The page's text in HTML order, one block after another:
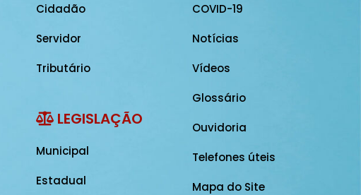
Cidadão
Servidor
Tributário
LEGISLAÇÃO
Municipal
Estadual
COVID-19
Notícias
Vídeos
Glossário
Ouvidoria
Telefones úteis
Mapa do Site